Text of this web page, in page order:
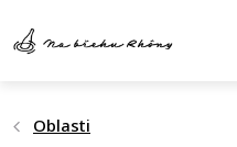
obsah
Oblasti